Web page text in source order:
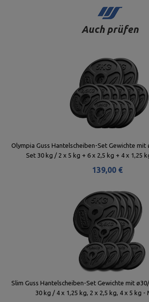
Auch prüfen
Olympia Guss Hantelscheiben-Set Gewichte mit
Set 30 kg / 2 x 5 kg + 6 x 2,5 kg + 4 x 1,25
139,00 €
Slim Guss Hantelscheiben-Set Gewichte mit
30 kg / 4 x 1,25 kg, 2 x 2,5 kg, 4 x 5 kg